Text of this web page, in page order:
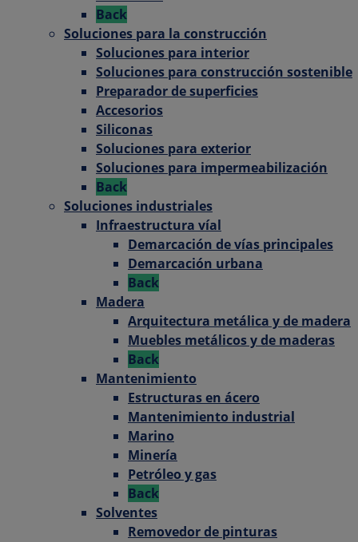
Back
Soluciones para la construcción
Soluciones para interior
Soluciones para construcción sostenible
Preparador de superficies
Accesorios
Siliconas
Soluciones para exterior
Soluciones para impermeabilización
Back
Soluciones industriales
Infraestructura víal
Demarcación de vías principales
Demarcación urbana
Back
Madera
Arquitectura metálica y de madera
Muebles metálicos y de maderas
Back
Mantenimiento
Estructuras en ácero
Mantenimiento industrial
Marino
Minería
Petróleo y gas
Back
Solventes
Removedor de pinturas